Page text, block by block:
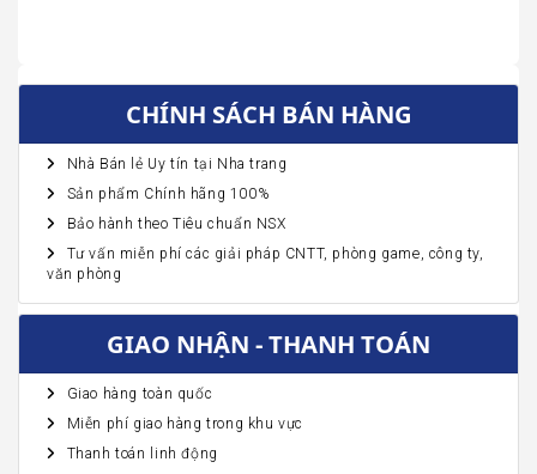
CHÍNH SÁCH BÁN HÀNG
Nhà Bán lẻ Uy tín tại Nha trang
Sản phẩm Chính hãng 100%
Bảo hành theo Tiêu chuẩn NSX
Tư vấn miễn phí các giải pháp CNTT, phòng game, công ty,
văn phòng
GIAO NHẬN - THANH TOÁN
Giao hàng toàn quốc
Miễn phí giao hàng trong khu vực
Thanh toán linh động